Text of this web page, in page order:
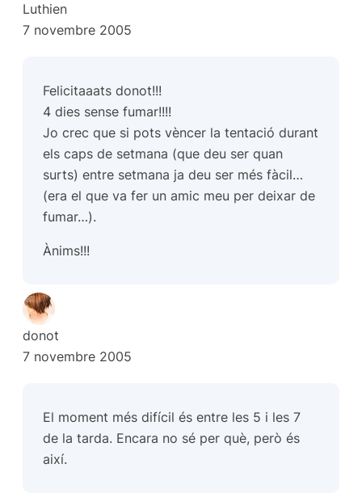
Luthien
7 novembre 2005
Felicitaaats donot!!!
4 dies sense fumar!!!!
Jo crec que si pots vèncer la tentació durant
els caps de setmana (que deu ser quan
surts) entre setmana ja deu ser més fàcil…
(era el que va fer un amic meu per deixar de
fumar…).
Ànims!!!
donot
7 novembre 2005
El moment més difícil és entre les 5 i les 7
de la tarda. Encara no sé per què, però és
així.